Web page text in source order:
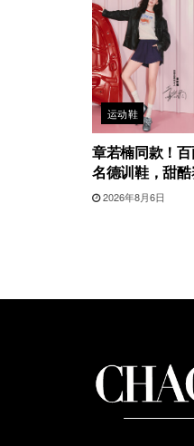
运动鞋
章若楠同款！
名德训鞋，甜
2026年8月6日